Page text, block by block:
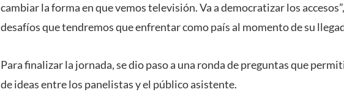
cambiar la forma en que vemos televisión. Va a democratizar los
desafíos que tendremos que enfrentar como país al momento de su
Para finalizar la jornada, se dio paso a una ronda de preguntas que
de ideas entre los panelistas y el público asistente.